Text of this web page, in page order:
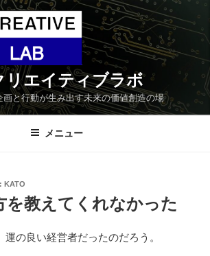
リエイティブラボ
画と行動が生み出す未来の価値創造の場
メニュー
KATO
を教えてくれなかった
の良い経営者だったのだろう。